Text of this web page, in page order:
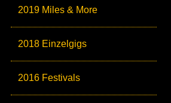
2019 Miles & More
2018 Einzelgigs
2016 Festivals